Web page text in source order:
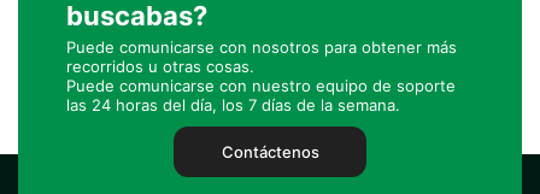
buscabas?
Puede comunicarse con nosotros para obtener más
recorridos u otras cosas.
Puede comunicarse con nuestro equipo de soporte
las 24 horas del día, los 7 días de la semana.
Contáctenos